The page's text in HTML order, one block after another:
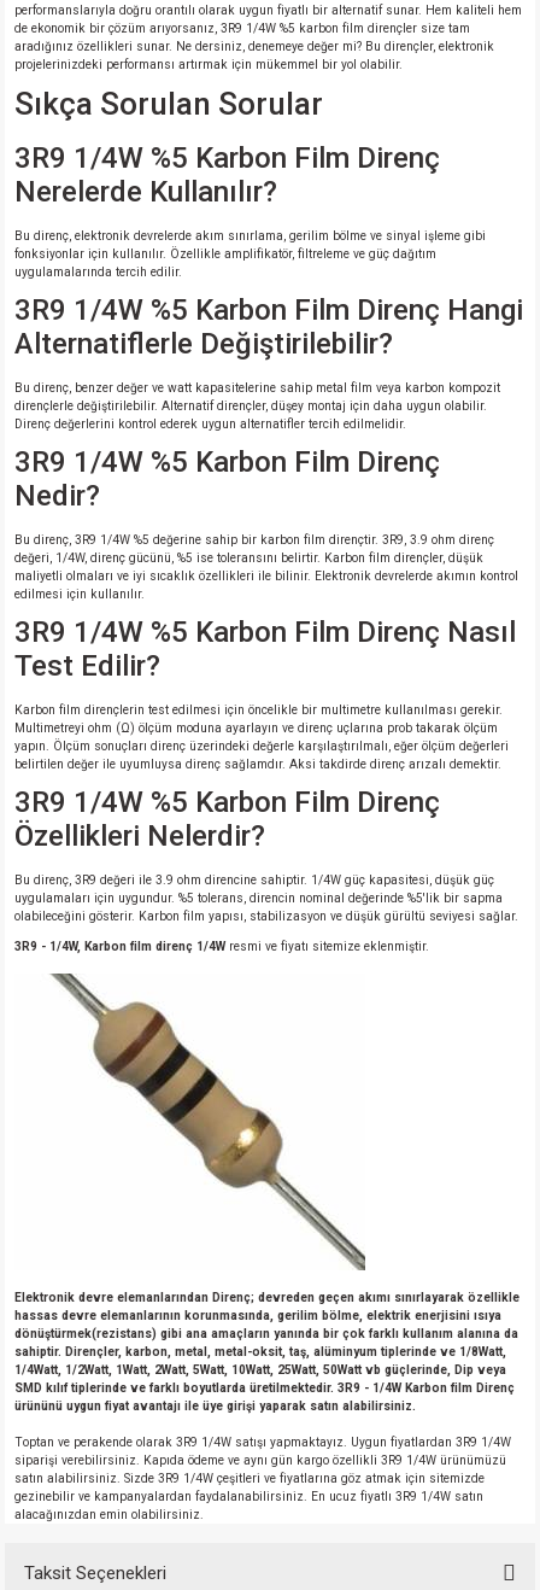
performanslarıyla doğru orantılı olarak uygun fiyatlı bir alternatif sunar. Hem kaliteli hem
de ekonomik bir çözüm arıyorsanız, 3R9 1/4W %5 karbon film dirençler size tam
aradığınız özellikleri sunar. Ne dersiniz, denemeye değer mi? Bu dirençler, elektronik
projelerinizdeki performansı artırmak için mükemmel bir yol olabilir.
Sıkça Sorulan Sorular
3R9 1/4W %5 Karbon Film Direnç
Nerelerde Kullanılır?
Bu direnç, elektronik devrelerde akım sınırlama, gerilim bölme ve sinyal işleme gibi
fonksiyonlar için kullanılır. Özellikle amplifikatör, filtreleme ve güç dağıtım
uygulamalarında tercih edilir.
3R9 1/4W %5 Karbon Film Direnç Hangi
Alternatiflerle Değiştirilebilir?
Bu direnç, benzer değer ve watt kapasitelerine sahip metal film veya karbon kompozit
dirençlerle değiştirilebilir. Alternatif dirençler, düşey montaj için daha uygun olabilir.
Direnç değerlerini kontrol ederek uygun alternatifler tercih edilmelidir.
3R9 1/4W %5 Karbon Film Direnç
Nedir?
Bu direnç, 3R9 1/4W %5 değerine sahip bir karbon film dirençtir. 3R9, 3.9 ohm direnç
değeri, 1/4W, direnç gücünü, %5 ise toleransını belirtir. Karbon film dirençler, düşük
maliyetli olmaları ve iyi sıcaklık özellikleri ile bilinir. Elektronik devrelerde akımın kontrol
edilmesi için kullanılır.
3R9 1/4W %5 Karbon Film Direnç Nasıl
Test Edilir?
Karbon film dirençlerin test edilmesi için öncelikle bir multimetre kullanılması gerekir.
Multimetreyi ohm (Ω) ölçüm moduna ayarlayın ve direnç uçlarına prob takarak ölçüm
yapın. Ölçüm sonuçları direnç üzerindeki değerle karşılaştırılmalı, eğer ölçüm değerleri
belirtilen değer ile uyumluysa direnç sağlamdır. Aksi takdirde direnç arızalı demektir.
3R9 1/4W %5 Karbon Film Direnç
Özellikleri Nelerdir?
Bu direnç, 3R9 değeri ile 3.9 ohm direncine sahiptir. 1/4W güç kapasitesi, düşük güç
uygulamaları için uygundur. %5 tolerans, direncin nominal değerinde %5'lik bir sapma
olabileceğini gösterir. Karbon film yapısı, stabilizasyon ve düşük gürültü seviyesi sağlar.
3R9 - 1/4W, Karbon film direnç 1/4Wresmi ve fiyatı sitemize eklenmiştir.
Elektronik devre elemanlarından Direnç; devreden geçen akımı sınırlayarak özellikle
hassas devre elemanlarının korunmasında, gerilim bölme, elektrik enerjisini ısıya
dönüştürmek(rezistans) gibi ana amaçların yanında bir çok farklı kullanım alanına da
sahiptir. Dirençler, karbon, metal, metal-oksit, taş, alüminyum tiplerinde ve 1/8Watt,
1/4Watt, 1/2Watt, 1Watt, 2Watt, 5Watt, 10Watt, 25Watt, 50Watt vb güçlerinde, Dip veya
SMD kılıf tiplerinde ve farklı boyutlarda üretilmektedir. 3R9 - 1/4W Karbon film Direnç
ürününü uygun fiyat avantajı ile üye girişi yaparak satın alabilirsiniz.
Toptan ve perakende olarak 3R9 1/4W satışı yapmaktayız. Uygun fiyatlardan 3R9 1/4W
siparişi verebilirsiniz. Kapıda ödeme ve aynı gün kargo özellikli 3R9 1/4W ürünümüzü
satın alabilirsiniz. Sizde 3R9 1/4W çeşitleri ve fiyatlarına göz atmak için sitemizde
gezinebilir ve kampanyalardan faydalanabilirsiniz. En ucuz fiyatlı 3R9 1/4W satın
alacağınızdan emin olabilirsiniz.
Taksit Seçenekleri